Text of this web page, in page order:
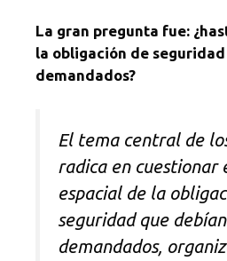
La gran pregunta fue:
la obligación de
demandados?
El tema central de
radica en cuestionar
espacial de la
seguridad que
demandados,